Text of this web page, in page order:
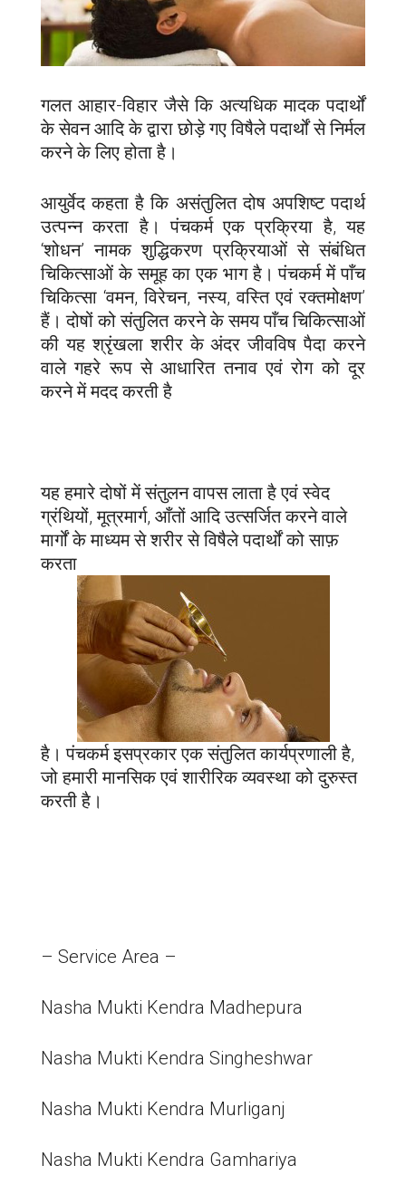
गलत आहार-विहार जैसे कि अत्यधिक मादक पदार्थों
के सेवन आदि के द्वारा छोड़े गए विषैले पदार्थों से निर्मल
करने के लिए होता है।
आयुर्वेद कहता है कि असंतुलित दोष अपशिष्ट पदार्थ
उत्पन्न करता है। पंचकर्म एक प्रक्रिया है, यह
‘शोधन’ नामक शुद्धिकरण प्रक्रियाओं से संबंधित
चिकित्साओं के समूह का एक भाग है। पंचकर्म में पाँच
चिकित्सा ‘वमन, विरेचन, नस्य, वस्ति एवं रक्तमोक्षण’
हैं। दोषों को संतुलित करने के समय पाँच चिकित्साओं
की यह श्रृंखला शरीर के अंदर जीवविष पैदा करने
वाले गहरे रूप से आधारित तनाव एवं रोग को दूर
करने में मदद करती है
यह हमारे दोषों में संतुलन वापस लाता है एवं स्वेद
ग्रंथियों, मूत्रमार्ग, आँतों आदि उत्सर्जित करने वाले
मार्गों के माध्यम से शरीर से विषैले पदार्थों को साफ़
करता
है। पंचकर्म इसप्रकार एक संतुलित कार्यप्रणाली है,
जो हमारी मानसिक एवं शारीरिक व्यवस्था को दुरुस्त
करती है।
– Service Area –
Nasha Mukti Kendra Madhepura
Nasha Mukti Kendra Singheshwar
Nasha Mukti Kendra Murliganj
Nasha Mukti Kendra Gamhariya